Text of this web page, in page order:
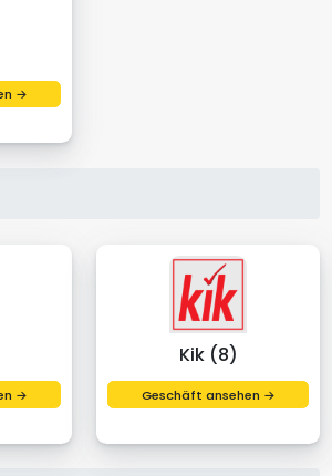
→
→
Kik (8)
Geschäft ansehen →